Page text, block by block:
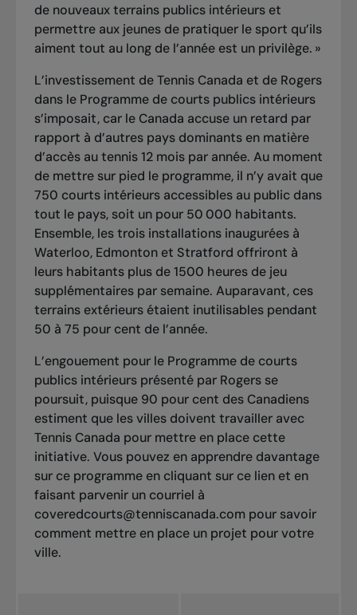
de nouveaux terrains publics intérieurs et
permettre aux jeunes de pratiquer le sport qu’ils
aiment tout au long de l’année est un privilège. »
L’investissement de Tennis Canada et de Rogers
dans le Programme de courts publics intérieurs
s’imposait, car le Canada accuse un retard par
rapport à d’autres pays dominants en matière
d’accès au tennis 12 mois par année. Au moment
de mettre sur pied le programme, il n’y avait que
750 courts intérieurs accessibles au public dans
tout le pays, soit un pour 50 000 habitants.
Ensemble, les trois installations inaugurées à
Waterloo, Edmonton et Stratford offriront à
leurs habitants plus de 1500 heures de jeu
supplémentaires par semaine. Auparavant, ces
terrains extérieurs étaient inutilisables pendant
50 à 75 pour cent de l’année.
L’engouement pour le Programme de courts
publics intérieurs présenté par Rogers se
poursuit, puisque 90 pour cent des Canadiens
estiment que les villes doivent travailler avec
Tennis Canada pour mettre en place cette
initiative. Vous pouvez en apprendre davantage
sur ce programme en cliquant sur ce lien et en
faisant parvenir un courriel à
coveredcourts@tenniscanada.compour savoir
comment mettre en place un projet pour votre
ville.